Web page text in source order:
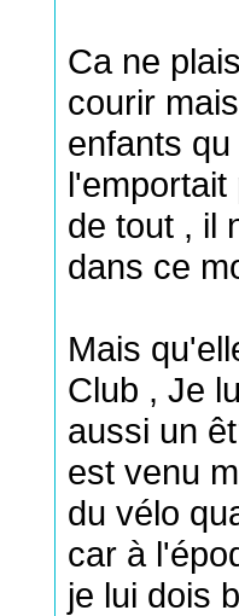
Ca ne
courir
enfants
de tout , il
dans ce
Mais
Club , Je
aussi un
est venu
du vélo
car à
je lui dois